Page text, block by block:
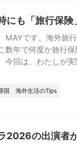
にも「旅行保
MAYです。海外旅
数年で何度か旅行
今回は、わたしが
国 海外生活のTips
2026の出演者